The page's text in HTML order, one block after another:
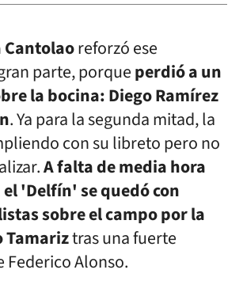
Cantolaoreforzó ese
parte, porqueperdió a un
la bocina: Diego Ramírez
. Ya para la segunda mitad, la
con su libreto pero no
A falta de media hora
'Delfín' se quedó con
sobre el campo por la
Tamariztras una fuerte
Federico Alonso.